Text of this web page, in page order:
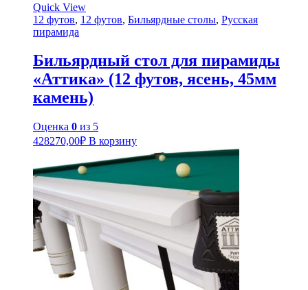
Quick View
12 футов, 12 футов, Бильярдные столы, Русская
пирамида
Бильярдный стол для пирамиды
«Аттика» (12 футов, ясень, 45мм
камень)
Оценка 0 из 5
428270,00₽ В корзину